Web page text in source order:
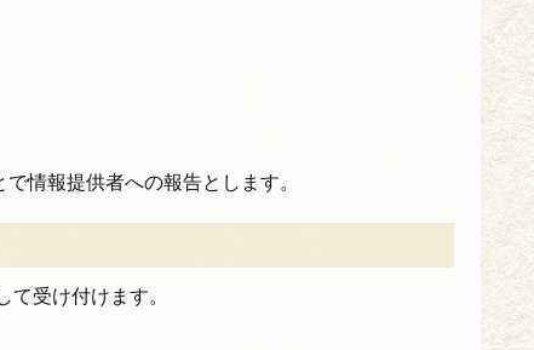
情報提供者への報告とします。
受け付けます。